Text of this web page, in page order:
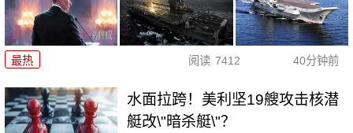
最热 阅读 7412 40分钟前
水面拉跨！美利坚19艘攻击核潜
艇改\"暗杀艇\"？